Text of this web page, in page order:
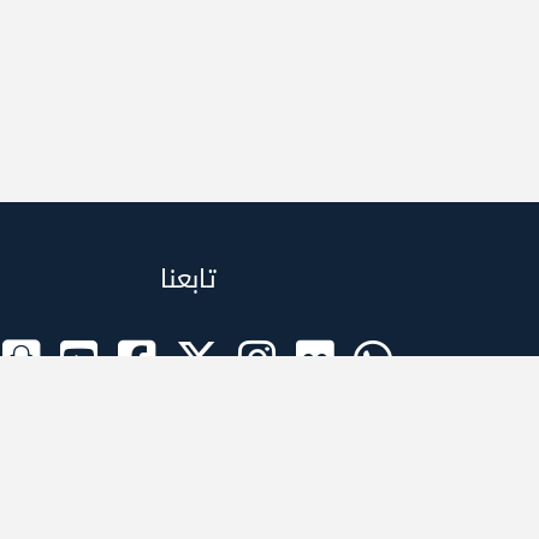
تابعنا